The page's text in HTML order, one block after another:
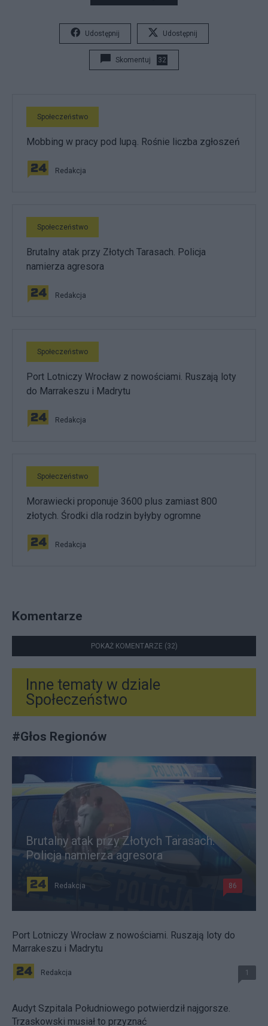
Udostępnij Udostępnij
Skomentuj 32
Społeczeństwo
Mobbing w pracy pod lupą. Rośnie liczba zgłoszeń
Redakcja
Społeczeństwo
Brutalny atak przy Złotych Tarasach. Policja
namierza agresora
Redakcja
Społeczeństwo
Port Lotniczy Wrocław z nowościami. Ruszają loty
do Marrakeszu i Madrytu
Redakcja
Społeczeństwo
Morawiecki proponuje 3600 plus zamiast 800
złotych. Środki dla rodzin byłyby ogromne
Redakcja
Komentarze
POKAŻ KOMENTARZE (32)
Inne tematy w dziale
Społeczeństwo
#Głos Regionów
Brutalny atak przy Złotych Tarasach.
Policja namierza agresora
Redakcja 86
Port Lotniczy Wrocław z nowościami. Ruszają loty do
Marrakeszu i Madrytu
Redakcja 1
Audyt Szpitala Południowego potwierdził najgorsze.
Trzaskowski musiał to przyznać